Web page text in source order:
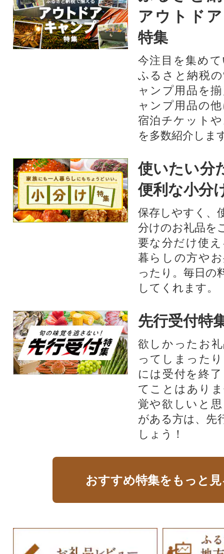
アウトド
特集
今注目を集め
ふるさと納税
ャンプ用品を
ャンプ用品の
宿泊チケット
を多数紹介しま
使いたい分
便利な小分
保存しやすく、
分けのお礼品を
要な分だけ使
暮らしの方や
ったり。毎日の
してくれます。
先行受付特
欲しかったお
ってしまった
には受付を終
てことはあり
覚や欲しいと
がある方は、先
しょう！
おすすめ特集をもっと